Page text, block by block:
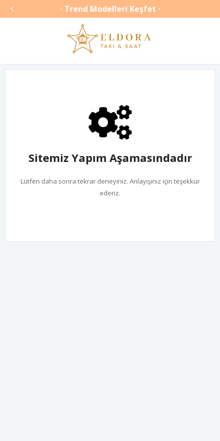
 • Trend Modelleri Keşfet •
Sitemiz Yapım Aşamasındadır
Lütfen daha sonra tekrar deneyiniz. Anlayışınız için teşekkür
ederiz.